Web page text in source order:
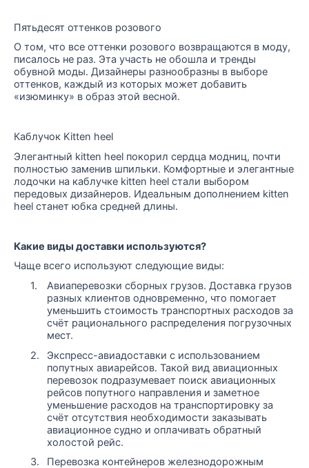
Пятьдесят оттенков розового
О том, что все оттенки розового возвращаются в моду,
писалось не раз. Эта участь не обошла и тренды
обувной моды. Дизайнеры разнообразны в выборе
оттенков, каждый из которых может добавить
«изюминку» в образ этой весной.
Каблучок Kitten heel
Элегантный kitten heel покорил сердца модниц, почти
полностью заменив шпильки. Комфортные и элегантные
лодочки на каблучке kitten heel стали выбором
передовых дизайнеров. Идеальным дополнением kitten
heel станет юбка средней длины.
Какие виды доставки используются?
Чаще всего используют следующие виды:
1.
Авиаперевозки сборных грузов. Доставка грузов
разных клиентов одновременно, что помогает
уменьшить стоимость транспортных расходов за
счёт рационального распределения погрузочных
мест.
2.
Экспресс-авиадоставки с использованием
попутных авиарейсов. Такой вид авиационных
перевозок подразумевает поиск авиационных
рейсов попутного направления и заметное
уменьшение расходов на транспортировку за
счёт отсутствия необходимости заказывать
авиационное судно и оплачивать обратный
холостой рейс.
3.
Перевозка контейнеров железнодорожным